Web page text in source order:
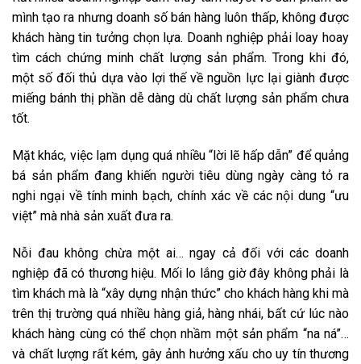
mình tạo ra nhưng doanh số bán hàng luôn thấp, không được
khách hàng tin tưởng chọn lựa. Doanh nghiệp phải loay hoay
tìm cách chứng minh chất lượng sản phẩm. Trong khi đó,
một số đối thủ dựa vào lợi thế về nguồn lực lại giành được
miếng bánh thị phần dễ dàng dù chất lượng sản phẩm chưa
tốt.
Mặt khác, việc lạm dụng quá nhiều “lời lẽ hấp dẫn” để quảng
bá sản phẩm đang khiến người tiêu dùng ngày càng tỏ ra
nghi ngại về tính minh bạch, chính xác về các nội dung “ưu
việt” mà nhà sản xuất đưa ra.
Nỗi đau không chừa một ai… ngay cả đối với các doanh
nghiệp đã có thương hiệu. Mối lo lắng giờ đây không phải là
tìm khách mà là “xây dựng nhận thức” cho khách hàng khi mà
trên thị trường quá nhiều hàng giả, hàng nhái, bất cứ lúc nào
khách hàng cùng có thể chọn nhầm một sản phẩm “na ná”…
và chất lượng rất kém, gây ảnh hưởng xấu cho uy tín thương